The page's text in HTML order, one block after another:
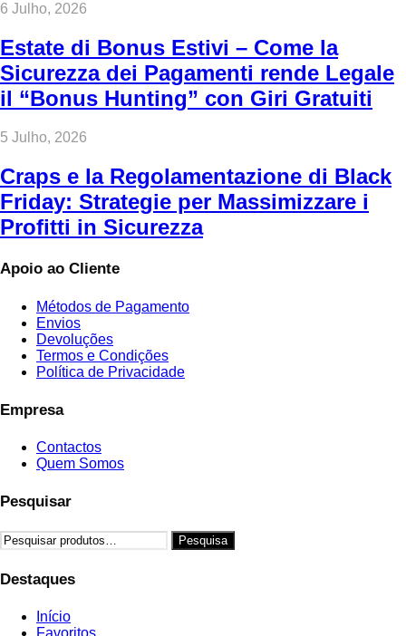
6 Julho, 2026
Estate di Bonus Estivi – Come la
Sicurezza dei Pagamenti rende Legale
il “Bonus Hunting” con Giri Gratuiti
5 Julho, 2026
Craps e la Regolamentazione di Black
Friday: Strategie per Massimizzare i
Profitti in Sicurezza
Apoio ao Cliente
Métodos de Pagamento
Envios
Devoluções
Termos e Condições
Política de Privacidade
Empresa
Contactos
Quem Somos
Pesquisar
Pesquisar
por:
Pesquisa
Destaques
Início